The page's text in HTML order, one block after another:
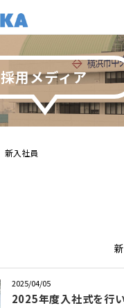
採⽤メディア
新入社員
2025/04/05
2025年度入社式を行